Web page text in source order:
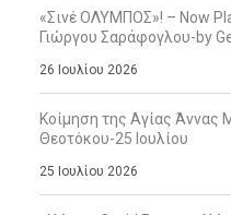
«Σινέ ΟΛΥΜΠΟΣ»! – Now
Γιώργου Σαράφογλου-by
26 Ιουλίου 2026
Κοίμηση της Αγίας Άννας
Θεοτόκου-25 Ιουλίου
25 Ιουλίου 2026